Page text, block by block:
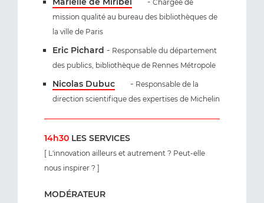
Chargée de
mission qualité au bureau des bibliothèques de
la ville de Paris
Eric Pichard - Responsable du département
des publics, bibliothèque de Rennes Métropole
Nicolas Dubuc - Responsable de la
direction scientifique des expertises de Michelin
14h30 LES SERVICES
[ L'innovation ailleurs et autrement ? Peut-elle
nous inspirer ? ]
MODÉRATEUR